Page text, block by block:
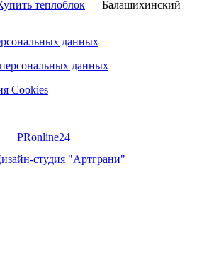
теплоблок — Балашихинский
данных
данных
Cookies
PRonline24
студия "Артграни"